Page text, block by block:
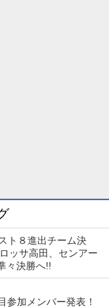
ト８進出チーム決
ッサ高田、センアー
々決勝へ!!
参加メンバー発表！